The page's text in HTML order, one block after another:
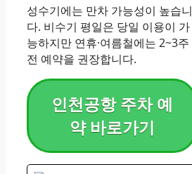
성수기에는 만차 가능성이 높습니
다. 비수기 평일은 당일 이용이 가
능하지만 연휴·여름철에는 2~3주
전 예약을 권장합니다.
인천공항 주차 예
약 바로가기